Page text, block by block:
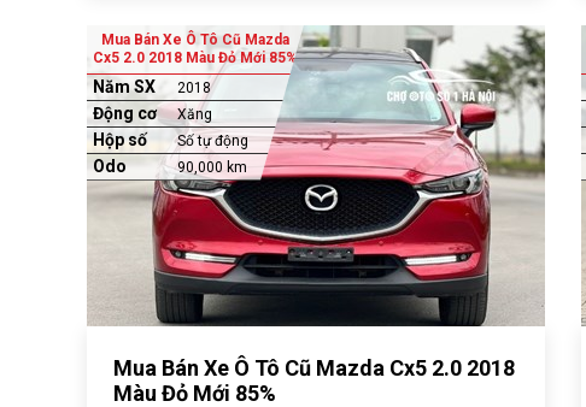
Mua Bán Xe Ô Tô Cũ Mazda
Cx5 2.0 2018 Màu Đỏ Mới 85%
Năm SX 2018
Động cơ Xăng
Hộp số Số tự động
Odo 90,000 km
Mua Bán Xe Ô Tô Cũ Mazda Cx5 2.0 2018
Màu Đỏ Mới 85%